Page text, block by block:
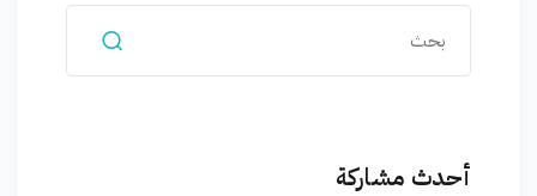
أحدث مشاركة